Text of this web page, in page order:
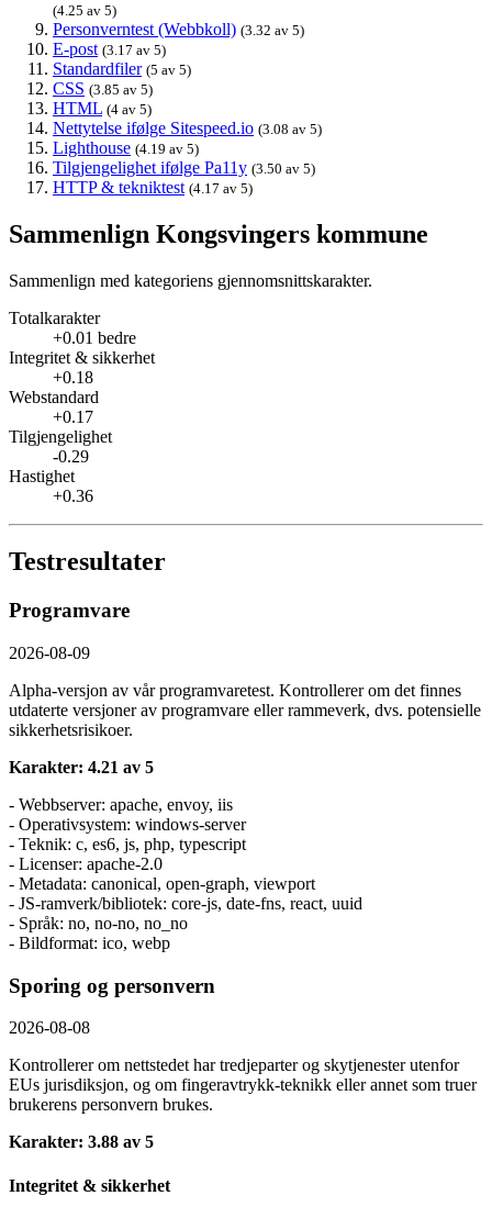
(4.25 av 5)
Personverntest (Webbkoll) (3.32 av 5)
E-post (3.17 av 5)
Standardfiler (5 av 5)
CSS (3.85 av 5)
HTML (4 av 5)
Nettytelse ifølge Sitespeed.io (3.08 av 5)
Lighthouse (4.19 av 5)
Tilgjengelighet ifølge Pa11y (3.50 av 5)
HTTP & tekniktest (4.17 av 5)
Sammenlign Kongsvingers kommune
Sammenlign med kategoriens gjennomsnittskarakter.
Totalkarakter
+0.01 bedre
Integritet & sikkerhet
+0.18
Webstandard
+0.17
Tilgjengelighet
-0.29
Hastighet
+0.36
Testresultater
Programvare
2026-08-09
Alpha-versjon av vår programvaretest. Kontrollerer om det finnes
utdaterte versjoner av programvare eller rammeverk, dvs. potensielle
sikkerhetsrisikoer.
Karakter: 4.21 av 5
- Webbserver: apache, envoy, iis
- Operativsystem: windows-server
- Teknik: c, es6, js, php, typescript
- Licenser: apache-2.0
- Metadata: canonical, open-graph, viewport
- JS-ramverk/bibliotek: core-js, date-fns, react, uuid
- Språk: no, no-no, no_no
- Bildformat: ico, webp
Sporing og personvern
2026-08-08
Kontrollerer om nettstedet har tredjeparter og skytjenester utenfor
EUs jurisdiksjon, og om fingeravtrykk-teknikk eller annet som truer
brukerens personvern brukes.
Karakter: 3.88 av 5
Integritet & sikkerhet